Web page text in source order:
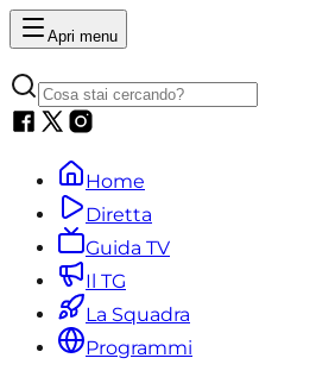
Apri menu
Home
Diretta
Guida TV
Il TG
La Squadra
Programmi